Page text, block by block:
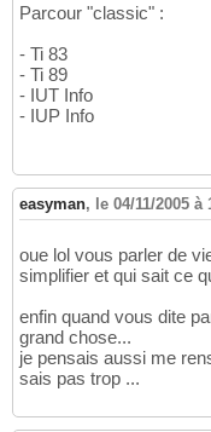
Parcour "classic" :
- Ti 83
- Ti 89
- IUT Info
- IUP Info
easyman, le 04/11/2005 à
oue lol vous parler de
simplifier et qui sait ce
enfin quand vous dite
grand chose...
je pensais aussi me
sais pas trop ...